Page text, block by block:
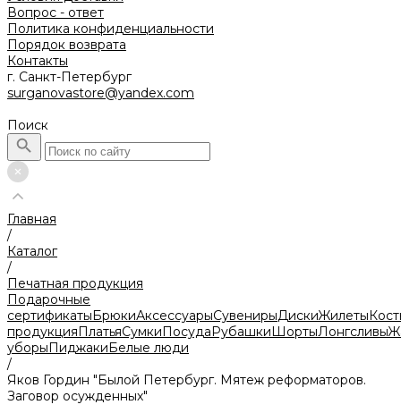
Вопрос - ответ
Политика конфиденциальности
Порядок возврата
Контакты
г. Санкт-Петербург
surganovastore@yandex.com
Поиск
Главная
/
Каталог
/
Печатная продукция
Подарочные
сертификатыБрюкиАксессуарыСувенирыДискиЖилеты
продукцияПлатьяСумкиПосудаРубашкиШортыЛонгсливы
уборыПиджакиБелые люди
/
Яков Гордин "Былой Петербург. Мятеж реформаторов.
Заговор осужденных"